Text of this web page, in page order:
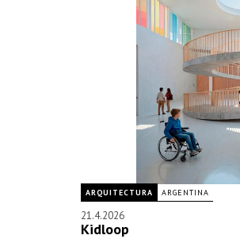
ARQUITECTURA ARGENTINA
21.4.2026
Kidloop